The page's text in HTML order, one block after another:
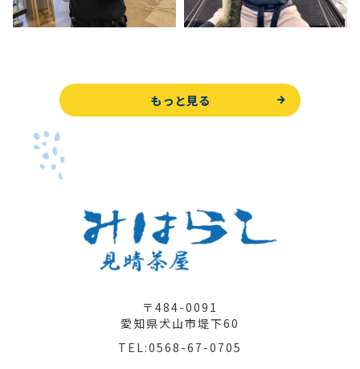
もっと見る
〒484-0091
愛知県犬山市堤下60
TEL:0568-67-0705